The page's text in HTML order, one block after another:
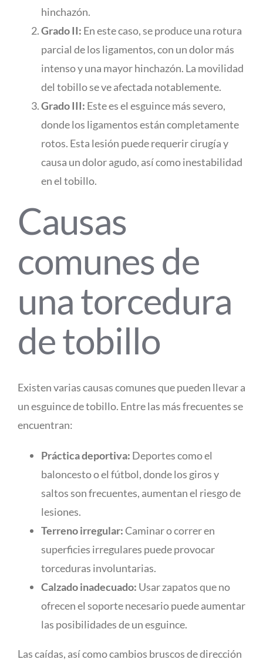
hinchazón.
Grado II: En este caso, se produce una rotura
parcial de los ligamentos, con un dolor más
intenso y una mayor hinchazón. La movilidad
del tobillo se ve afectada notablemente.
Grado III: Este es el esguince más severo,
donde los ligamentos están completamente
rotos. Esta lesión puede requerir cirugía y
causa un dolor agudo, así como inestabilidad
en el tobillo.
Causas
comunes de
una torcedura
de tobillo
Existen varias causas comunes que pueden llevar a
un esguince de tobillo. Entre las más frecuentes se
encuentran:
Práctica deportiva: Deportes como el
baloncesto o el fútbol, donde los giros y
saltos son frecuentes, aumentan el riesgo de
lesiones.
Terreno irregular:Caminar o correr en
superficies irregulares puede provocar
torceduras involuntarias.
Calzado inadecuado: Usar zapatos que no
ofrecen el soporte necesario puede aumentar
las posibilidades de un esguince.
Las caídas, así como cambios bruscos de dirección